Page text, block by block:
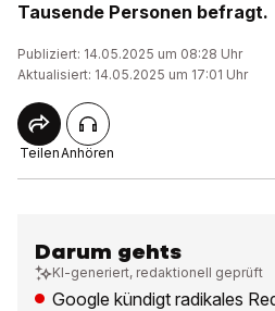
Tausende Personen befragt.
Publiziert: 14.05.2025 um 08:28 Uhr
Aktualisiert: 14.05.2025 um 17:01 Uhr
TeilenAnhören
Darum gehts
KI-generiert, redaktionell geprüft
Google kündigt radikales